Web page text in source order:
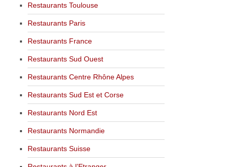
Restaurants Toulouse
Restaurants Paris
Restaurants France
Restaurants Sud Ouest
Restaurants Centre Rhône Alpes
Restaurants Sud Est et Corse
Restaurants Nord Est
Restaurants Normandie
Restaurants Suisse